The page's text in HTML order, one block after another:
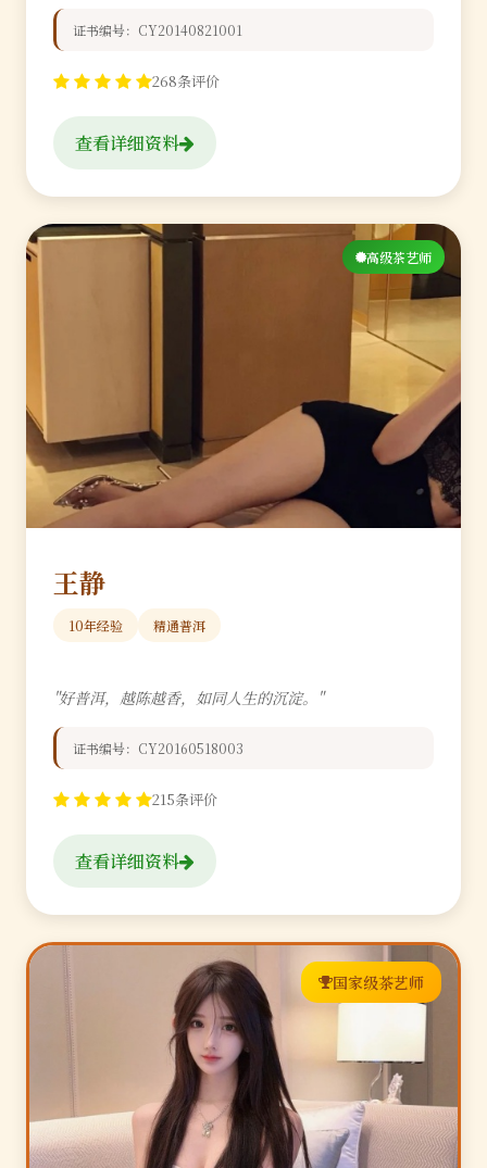
证书编号：CY20140821001
268条评价
查看详细资料
高级茶艺师
王静
10年经验 精通普洱
"好普洱，越陈越香，如同人生的沉淀。"
证书编号：CY20160518003
215条评价
查看详细资料
国家级茶艺师